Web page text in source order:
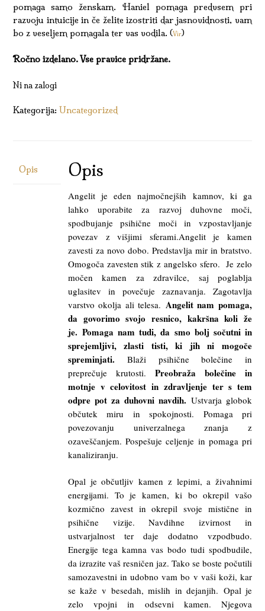
pomaga samo ženskam. Haniel pomaga predvsem pri
razvoju intuicije in če želite izostriti dar jasnovidnosti, vam
bo z veseljem pomagala ter vas vodila. (Vir)
Ročno izdelano. Vse pravice pridržane.
Ni na zalogi
Kategorija: Uncategorized
Opis Opis
Angelit je eden najmočnejših kamnov, ki ga
lahko uporabite za razvoj duhovne moči,
spodbujanje psihične moči in vzpostavljanje
povezav z višjimi sferami.Angelit je kamen
zavesti za novo dobo. Predstavlja mir in bratstvo.
Omogoča zavesten stik z angelsko sfero. Je zelo
močen kamen za zdravilce, saj poglablja
uglasitev in povečuje zaznavanja. Zagotavlja
varstvo okolja ali telesa. Angelit nam pomaga,
da govorimo svojo resnico, kakršna koli že
je. Pomaga nam tudi, da smo bolj sočutni in
sprejemljivi, zlasti tisti, ki jih ni mogoče
spreminjati. Blaži psihične bolečine in
preprečuje krutosti.Preobraža bolečine in
motnje v celovitost in zdravljenje ter s tem
odpre pot za duhovni navdih. Ustvarja globok
občutek miru in spokojnosti. Pomaga pri
povezovanju univerzalnega znanja z
ozaveščanjem. Pospešuje celjenje in pomaga pri
kanaliziranju.
Opal je občutljiv kamen z lepimi, a živahnimi
energijami. To je kamen, ki bo okrepil vašo
kozmično zavest in okrepil svoje mistične in
psihične vizije. Navdihne izvirnost in
ustvarjalnost ter daje dodatno vzpodbudo.
Energije tega kamna vas bodo tudi spodbudile,
da izrazite vaš resničen jaz. Tako se boste počutili
samozavestni in udobno vam bo v vaši koži, kar
se kaže v besedah, mislih in dejanjih. Opal je
zelo vpojni in odsevni kamen. Njegova